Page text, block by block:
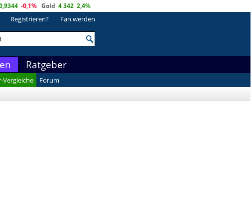
-0,1% Gold 4 342 2,4%
Registrieren? Fan werden
Ratgeber
Vergleiche
Forum